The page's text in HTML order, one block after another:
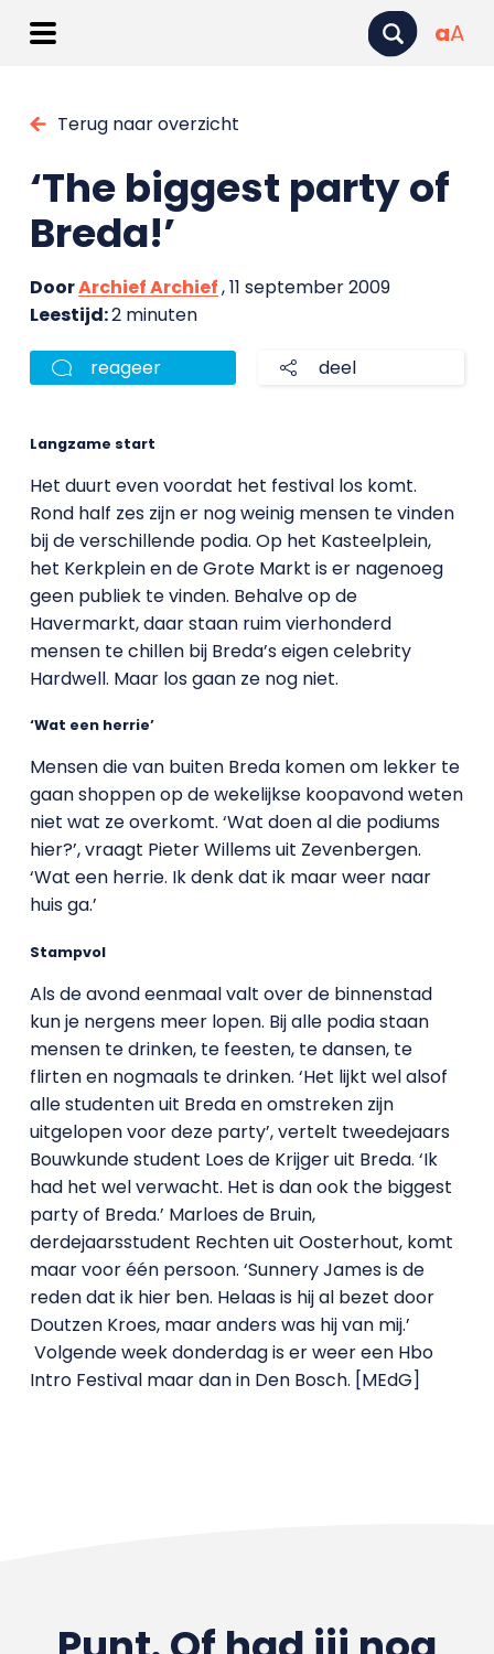
aA
Terug naar overzicht
‘The biggest party of
Breda!’
DoorArchief Archief, 11 september 2009
Leestijd:2 minuten
reageer deel
Langzame start
Het duurt even voordat het festival los komt.
Rond half zes zijn er nog weinig mensen te vinden
bij de verschillende podia. Op het Kasteelplein,
het Kerkplein en de Grote Markt is er nagenoeg
geen publiek te vinden. Behalve op de
Havermarkt, daar staan ruim vierhonderd
mensen te chillen bij Breda’s eigen celebrity
Hardwell. Maar los gaan ze nog niet.
‘Wat een herrie’
Mensen die van buiten Breda komen om lekker te
gaan shoppen op de wekelijkse koopavond weten
niet wat ze overkomt. ‘Wat doen al die podiums
hier?’, vraagt Pieter Willems uit Zevenbergen.
‘Wat een herrie. Ik denk dat ik maar weer naar
huis ga.’
Stampvol
Als de avond eenmaal valt over de binnenstad
kun je nergens meer lopen. Bij alle podia staan
mensen te drinken, te feesten, te dansen, te
flirten en nogmaals te drinken. ‘Het lijkt wel alsof
alle studenten uit Breda en omstreken zijn
uitgelopen voor deze party’, vertelt tweedejaars
Bouwkunde student Loes de Krijger uit Breda. ‘Ik
had het wel verwacht. Het is dan ook the biggest
party of Breda.’ Marloes de Bruin,
derdejaarsstudent Rechten uit Oosterhout, komt
maar voor één persoon. ‘Sunnery James is de
reden dat ik hier ben. Helaas is hij al bezet door
Doutzen Kroes, maar anders was hij van mij.’
Volgende week donderdag is er weer een Hbo
Intro Festival maar dan in Den Bosch. [MEdG]